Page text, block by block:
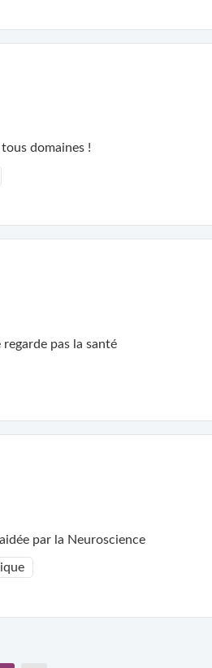
domaines !
pas la santé
par la Neuroscience